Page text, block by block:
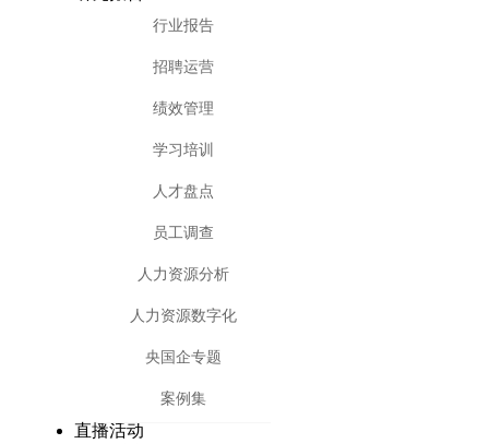
行业报告
招聘运营
绩效管理
学习培训
人才盘点
员工调查
人力资源分析
人力资源数字化
央国企专题
案例集
直播活动